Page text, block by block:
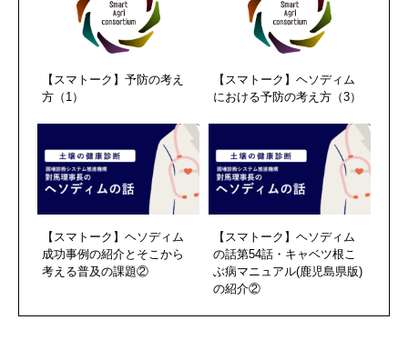
【スマトーク】予防の考え
方（1）
【スマトーク】ヘソディム
における予防の考え方（3）
【スマトーク】ヘソディム
成功事例の紹介とそこから
考える普及の課題②
【スマトーク】ヘソディム
の話第54話・キャベツ根こ
ぶ病マニュアル(鹿児島県版)
の紹介②